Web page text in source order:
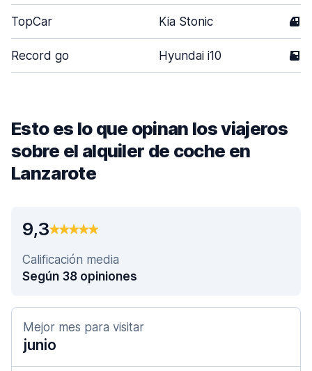
TopCar Kia Stonic 4
Record go Hyundai i10 5
Esto es lo que opinan los viajeros
sobre el alquiler de coche en
Lanzarote
9,3
Calificación media
Según 38 opiniones
Mejor mes para visitar
junio